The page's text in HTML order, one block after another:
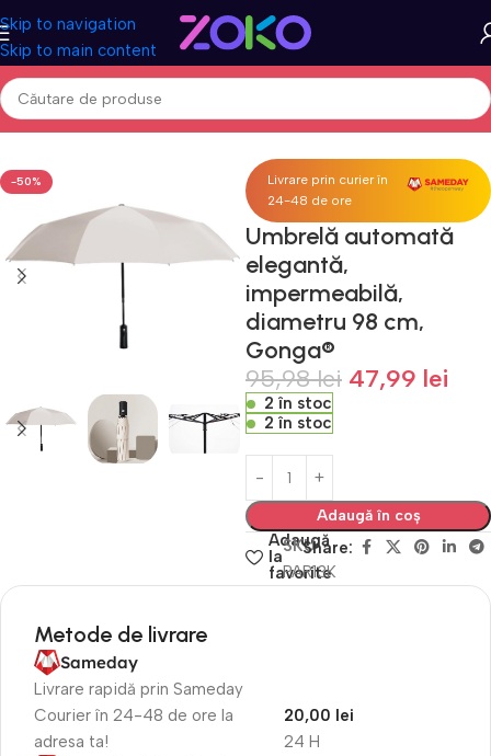
Skip to navigation
Skip to main content
Prima pagină Acasa Fashion & Accesorii Umbrele
-50%
Livrare prin curier în
24-48 de ore
Umbrelă automată
elegantă,
impermeabilă,
diametru 98 cm,
Gonga®
95,98lei 47,99 lei
2 în stoc
2 în stoc
Adaugă în coș
Adaugă
la
favorite
SKU
PAR13K
Share:
Metode de livrare
Sameday
Livrare rapidă prin Sameday
Courier în 24-48 de ore la
adresa ta!
24 H
20,00 lei